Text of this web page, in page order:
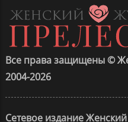
Все права защищены ©
2004-2026
Сетевое издание